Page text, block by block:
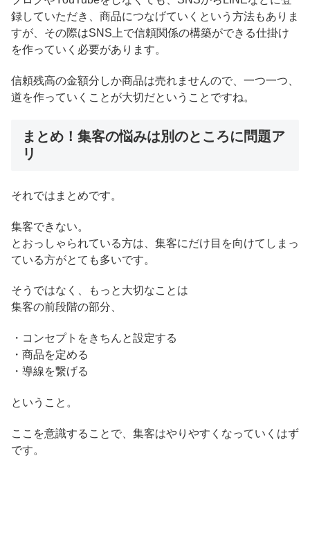
録していただき、商品につなげていくという方法もありま
すが、その際はSNS上で信頼関係の構築ができる仕掛け
を作っていく必要があります。
信頼残高の金額分しか商品は売れませんので、一つ一つ、
道を作っていくことが大切だということですね。
まとめ！集客の悩みは別のところに問題ア
リ
それではまとめです。
集客できない。
とおっしゃられている方は、集客にだけ目を向けてしまっ
ている方がとても多いです。
そうではなく、もっと大切なことは
集客の前段階の部分、
・コンセプトをきちんと設定する
・商品を定める
・導線を繋げる
ということ。
ここを意識することで、集客はやりやすくなっていくはず
です。